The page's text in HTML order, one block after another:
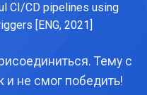
CI/CD pipelines using
[ENG, 2021]
Тему с
и не смог победить!